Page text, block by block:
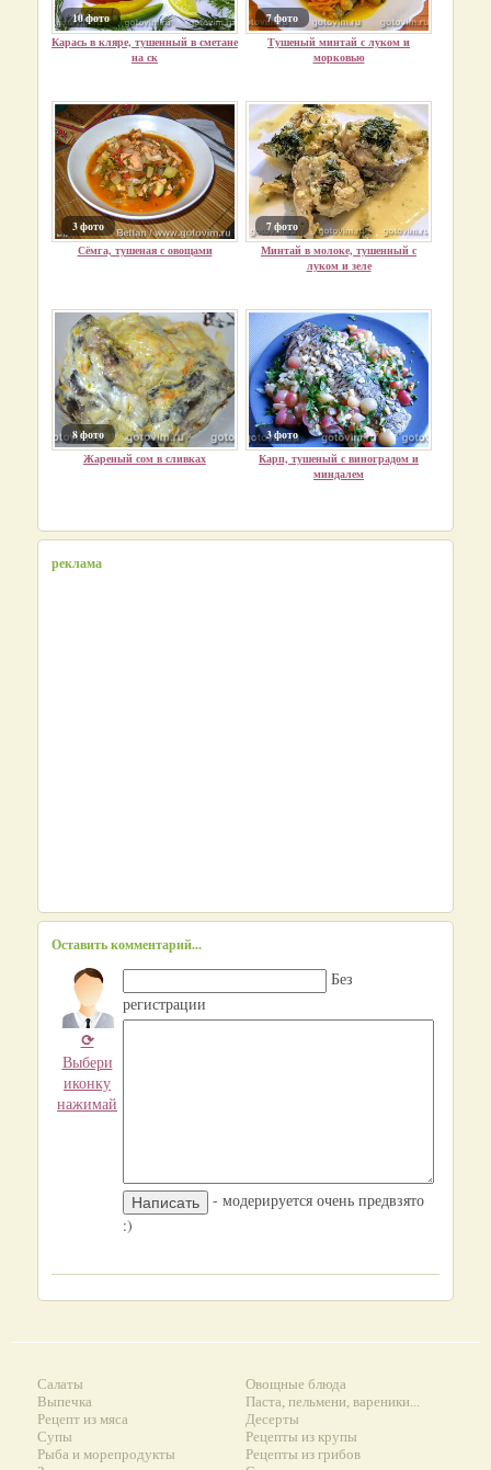
10 фото
Карась в кляре, тушенный в сметане
на ск
7 фото
Тушеный минтай с луком и
морковью
3 фото
Сёмга, тушеная с овощами
7 фото
Минтай в молоке, тушенный с
луком и зеле
8 фото
Жареный сом в сливках
3 фото
Карп, тушеный с виноградом и
миндалем
реклама
Оставить комментарий...
⟳
Выбери
иконку
нажимай
Без
регистрации
- модерируется очень предвзято
:)
Салаты
Выпечка
Рецепт из мяса
Супы
Рыба и морепродукты
Овощные блюда
Паста, пельмени, вареники...
Десерты
Рецепты из крупы
Рецепты из грибов